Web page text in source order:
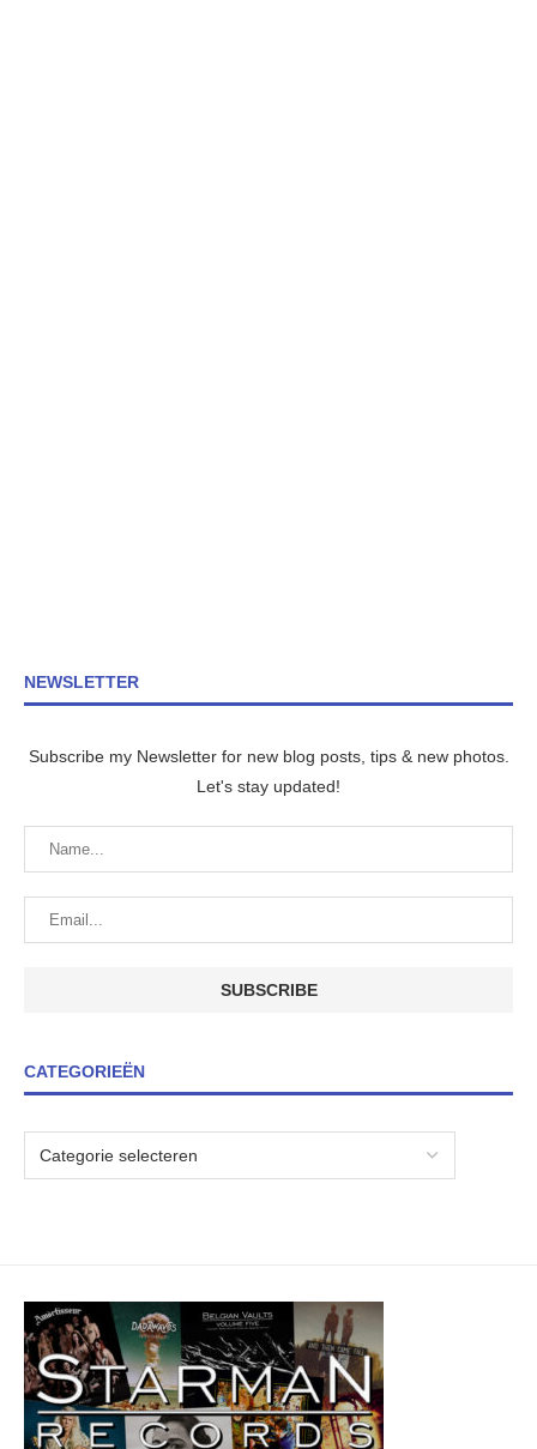
NEWSLETTER
Subscribe my Newsletter for new blog posts, tips & new photos.
Let's stay updated!
CATEGORIEËN